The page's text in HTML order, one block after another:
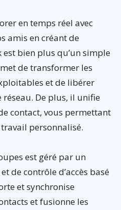
en temps réel avec
amis en créant de
bien plus qu’un simple
de transformer les
et de libérer
De plus, il unifie
contact, vous permettant
personnalisé.
est géré par un
de contrôle d’accès basé
et synchronise
et fusionne les